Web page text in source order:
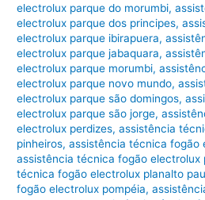
electrolux parque do morumbi,
electrolux parque dos principes,
electrolux parque ibirapuera,
electrolux parque jabaquara,
electrolux parque morumbi,
electrolux parque novo mundo,
electrolux parque são domingos,
electrolux parque são jorge,
electrolux perdizes,assistência
pinheiros,assistência técnica fogão
assistência técnica fogão electrolux
técnica fogão electrolux planalto
fogão electrolux pompéia,